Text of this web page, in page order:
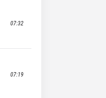
07:32
07:19